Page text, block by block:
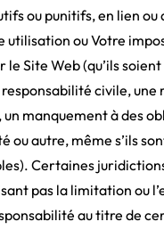
ou punitifs, en lien ou
utilisation ou Votre
le Site Web (qu’ils soient
civile, une
manquement à des
ou autre, même s’ils
Certaines
pas la limitation ou
au titre de